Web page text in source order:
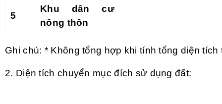
5
Khu dân cư
nông thôn
Ghi chú: * Không tổng hợp khi tính tổng diện tích
2. Diện tích chuyển mục đích sử dụng đất: